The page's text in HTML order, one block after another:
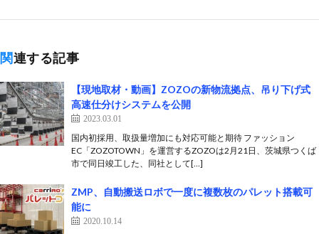
関連する記事
【現地取材・動画】ZOZOの新物流拠点、吊り下げ式
高速仕分けシステムを公開
2023.03.01
国内初採用、取扱量増加にも対応可能と期待 ファッション
EC「ZOZOTOWN」を運営するZOZOは2月21日、茨城県つくば
市で同日竣工した、同社として[…]
ZMP、自動搬送ロボで一度に複数枚のパレット搭載可
能に
2020.10.14